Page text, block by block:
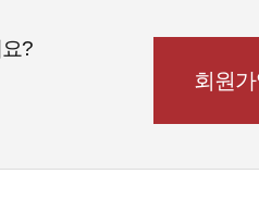
?
회원